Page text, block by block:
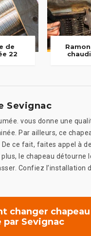
de
22
Sevignac
vous donne une
Par ailleurs, ce
ce fait, faites appel à
le chapeau détourne
Confiez l’installation
changer
par Sevignac